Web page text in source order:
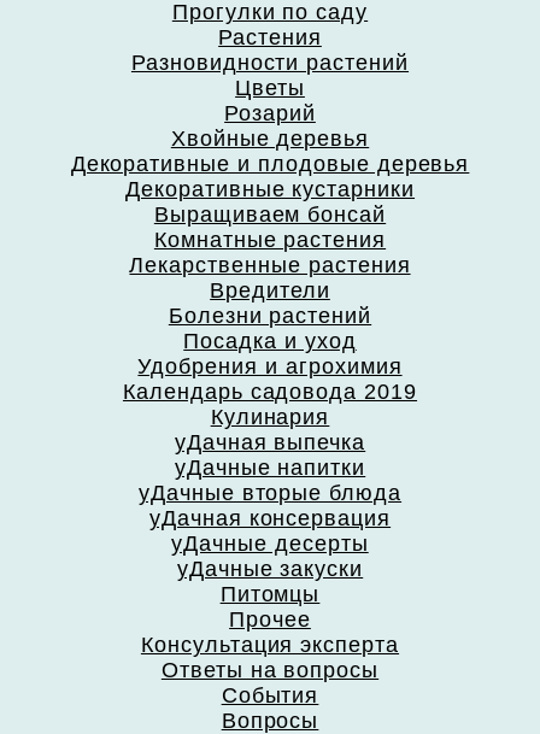
Прогулки по саду
Растения
Разновидности растений
Цветы
Розарий
Хвойные деревья
Декоративные и плодовые деревья
Декоративные кустарники
Выращиваем бонсай
Комнатные растения
Лекарственные растения
Вредители
Болезни растений
Посадка и уход
Удобрения и агрохимия
Календарь садовода 2019
Кулинария
уДачная выпечка
уДачные напитки
уДачные вторые блюда
уДачная консервация
уДачные десерты
уДачные закуски
Питомцы
Прочее
Консультация эксперта
Ответы на вопросы
События
Вопросы